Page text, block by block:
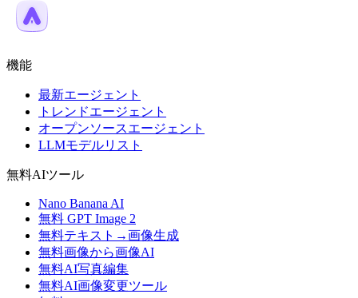
機能
最新エージェント
トレンドエージェント
オープンソースエージェント
LLMモデルリスト
無料AIツール
Nano Banana AI
無料 GPT Image 2
無料テキスト→画像生成
無料画像から画像AI
無料AI写真編集
無料AI画像変更ツール